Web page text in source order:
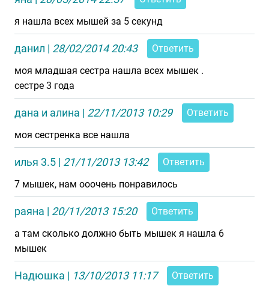
я нашла всех мышей за 5 секунд
данил | 28/02/2014 20:43
Ответить
моя младшая сестра нашла всех мышек .
сестре 3 года
дана и алина | 22/11/2013 10:29
Ответить
моя сестренка все нашла
илья 3.5 | 21/11/2013 13:42
Ответить
7 мышек, нам ооочень понравилось
раяна | 20/11/2013 15:20
Ответить
а там сколько должно быть мышек я нашла 6
мышек
Надюшка | 13/10/2013 11:17
Ответить